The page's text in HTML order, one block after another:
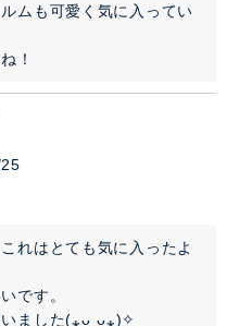
ムも可愛く気に入ってい
！
れはとても気に入ったよ
です。
ました(⁎ᴗ͈ˬᴗ͈⁎)✧︎